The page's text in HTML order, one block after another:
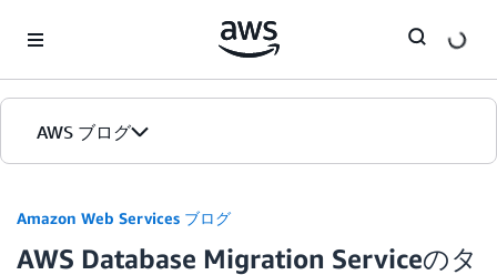
AWS ブログ
カテゴリ
Amazon Web Services ブログ
AWS Database Migration Serviceのタ